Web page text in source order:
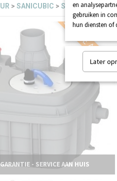
> SANICUBIC > SANICUBIC 1 VX
- SERVICE AAN HUIS
SERVICE AAN
en
gebruiken in
hun diensten of
Later